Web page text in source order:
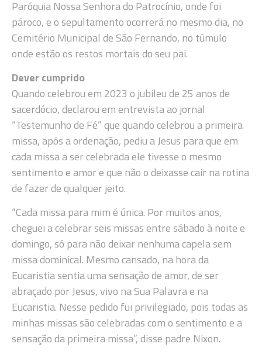
Paróquia Nossa Senhora do Patrocínio, onde foi
pároco, e o sepultamento ocorrerá no mesmo dia, no
Cemitério Municipal de São Fernando, no túmulo
onde estão os restos mortais do seu pai.
Dever cumprido
Quando celebrou em 2023 o jubileu de 25 anos de
sacerdócio, declarou em entrevista ao jornal
“Testemunho de Fé” que quando celebrou a primeira
missa, após a ordenação, pediu a Jesus para que em
cada missa a ser celebrada ele tivesse o mesmo
sentimento e amor e que não o deixasse cair na rotina
de fazer de qualquer jeito.
“Cada missa para mim é única. Por muitos anos,
cheguei a celebrar seis missas entre sábado à noite e
domingo, só para não deixar nenhuma capela sem
missa dominical. Mesmo cansado, na hora da
Eucaristia sentia uma sensação de amor, de ser
abraçado por Jesus, vivo na Sua Palavra e na
Eucaristia. Nesse pedido fui privilegiado, pois todas as
minhas missas são celebradas com o sentimento e a
sensação da primeira missa”, disse padre Nixon.